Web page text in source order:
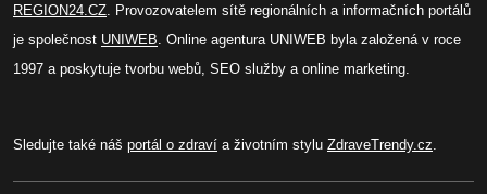
REGION24.CZ . Provozovatelem sítě regionálních a informačních portálů
je společnost UNIWEB . Online agentura UNIWEB byla založená v roce
1997 a poskytuje tvorbu webů, SEO služby a online marketing.
Sledujte také náš portál o zdraví a životním stylu ZdraveTrendy.cz